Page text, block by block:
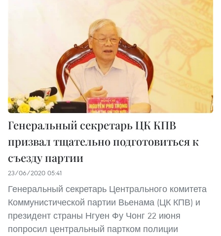
Генеральный секретарь ЦК КПВ
призвал тщательно подготовиться к
съезду партии
23/06/2020 05:41
Генеральный секретарь Центрального комитета
Коммунистической партии Вьенама (ЦК КПВ) и
президент страны Нгуен Фу Чонг 22 июня
попросил центральный партком полиции